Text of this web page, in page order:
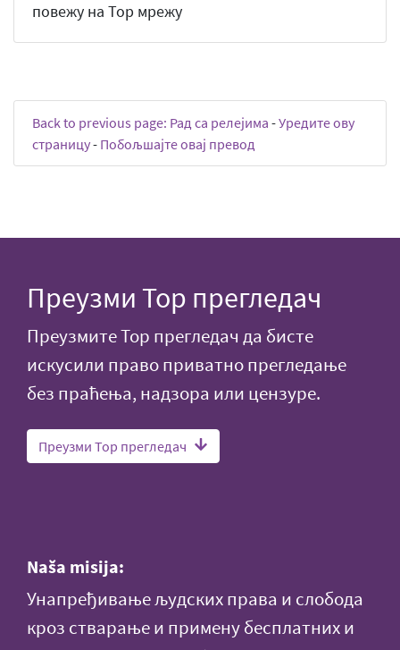
повежу на Тор мрежу
Back to previous page: Рад са релејима -Уредите ову
страницу- Побољшајте овај превод
Преузми Тор прегледач
Преузмите Тор прегледач да бисте
искусили право приватно прегледање
без праћења, надзора или цензуре.
Преузми Тор прегледач
Naša misija:
Унапређивање људских права и слобода
кроз стварање и примену бесплатних и